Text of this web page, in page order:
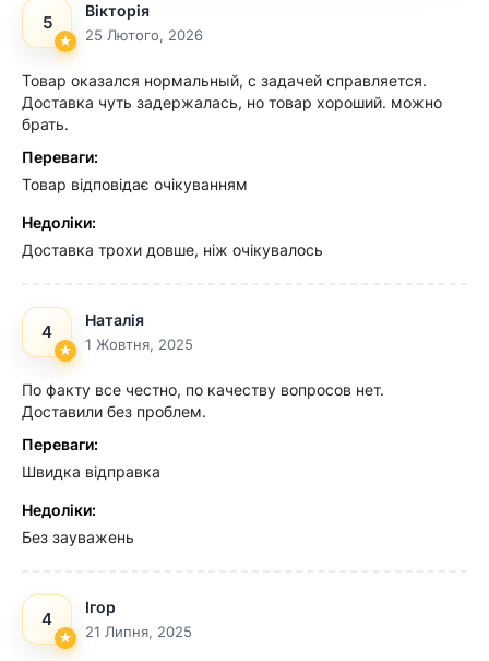
5
Вікторія
25 Лютого, 2026
Товар оказался нормальный, с задачей справляется.
Доставка чуть задержалась, но товар хороший. можно
брать.
Переваги:
Товар відповідає очікуванням
Недоліки:
Доставка трохи довше, ніж очікувалось
4
Наталія
1 Жовтня, 2025
По факту все честно, по качеству вопросов нет.
Доставили без проблем.
Переваги:
Швидка відправка
Недоліки:
Без зауважень
4
Ігор
21 Липня, 2025